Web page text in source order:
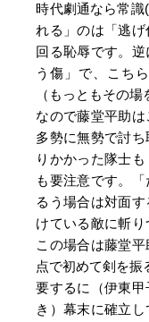
時代劇通なら常識
れる」のは「逃
回る恥辱です。
う傷」で、こち
（もっともその
なので藤堂平助
多勢に無勢で討
りかかった隊士
も要注意です。
るう場合は対面
けている敵に斬り
この場合は藤堂
点で初めて剣を振
要するに（伊東
き）幕末に確立